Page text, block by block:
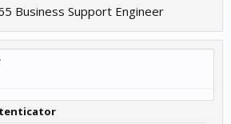
Business Support Engineer